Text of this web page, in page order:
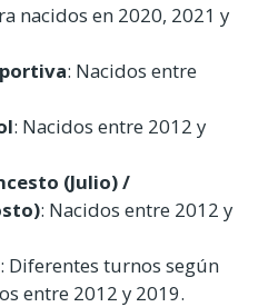
nacidos en 2020, 2021 y
: Nacidos entre
: Nacidos entre 2012 y
(Julio) /
: Nacidos entre 2012 y
: Diferentes turnos según
entre 2012 y 2019.